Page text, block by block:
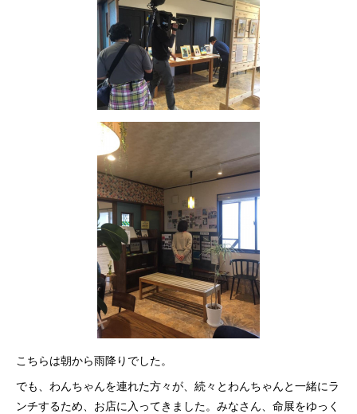
こちらは朝から雨降りでした。
でも、わんちゃんを連れた方々が、続々とわんちゃんと一緒にラ
ンチするため、お店に入ってきました。みなさん、命展をゆっく